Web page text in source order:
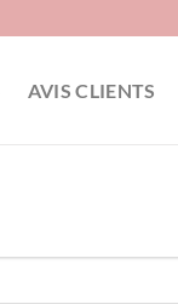
AVIS CLIENTS